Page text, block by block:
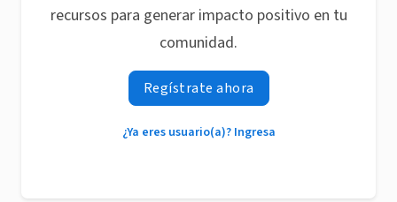
recursos para generar impacto positivo en tu
comunidad.
Regístrate ahora
¿Ya eres usuario(a)? Ingresa